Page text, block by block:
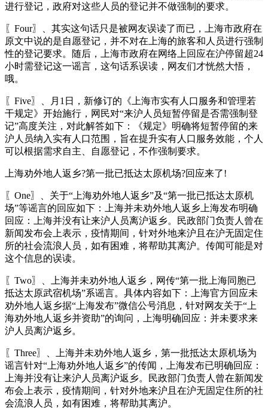
进行登记，政府对这些人员的登记并不做强制的要求。
〖Four〗、其实这句话只是被网友误读了而已，上海市政府在
原文中说的是自愿登记，并不对在上海的旅客和人员进行强制
性的登记要求。随后，上海市政府在网络上回应在沪停留超24
小时需登记这一谣言，这句话系误读，网友们才恍然大悟，
哦。
〖Five〗、月1日，新修订的《上海市实有人口服务和管理若
干规定》开始施行，网民对“来沪人员短暂停留是否需强制登
记”高度关注，对此解答如下：《规定》明确将短暂停留的来
沪人员纳入实有人口范围，旨在提升实有人口服务效能，个人
可以根据需求自主、自愿登记，不作强制要求。
上海劝外地人返乡?第一批已抵达太原机场?回应来了!
〖One〗、关于“上海劝外地人返乡”及“第一批已抵达太原机
场”等谣言的回应如下：上海并未劝外地人返乡上海发布明确
回应：上海并没有让来沪人员离沪返乡。民政部门负责人曾在
新闻发布会上表示，疫情期间，针对外地来沪且在沪无固定住
所的社会流浪人员，如有困难，将帮助其离沪。传闻可能是对
这个信息的误读。
〖Two〗、上海并未劝外地人返乡，网传“第一批上海同胞已
抵达太原武宿机场”系谣言。具体内容如下：上海官方回应未
劝外地人返乡据“上海发布”微信公号消息，针对网友关于“上
海劝外地人返乡并资助”的询问，上海明确回应：并未要求来
沪人员离沪返乡。
〖Three〗、上海并未劝外地人返乡，第一批抵达太原机场为
谣言针对“上海劝外地人返乡”的传闻，上海发布已明确回应：
上海并没有让来沪人员离沪返乡。民政部门负责人曾在新闻发
布会上表示，疫情期间，针对外地来沪且在沪无固定住所的社
会流浪人员，如有困难，将帮助其离沪。